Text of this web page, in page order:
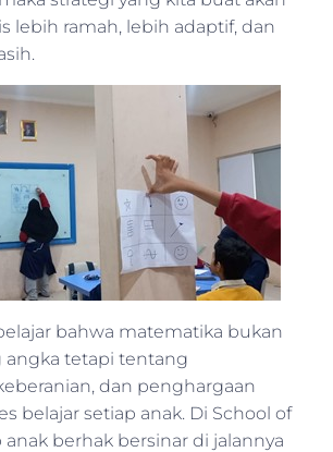
lebih ramah, lebih adaptif, dan
bahwa matematika bukan
angka tetapi tentang
dan penghargaan
belajar setiap anak. Di School of
anak berhak bersinar di jalannya